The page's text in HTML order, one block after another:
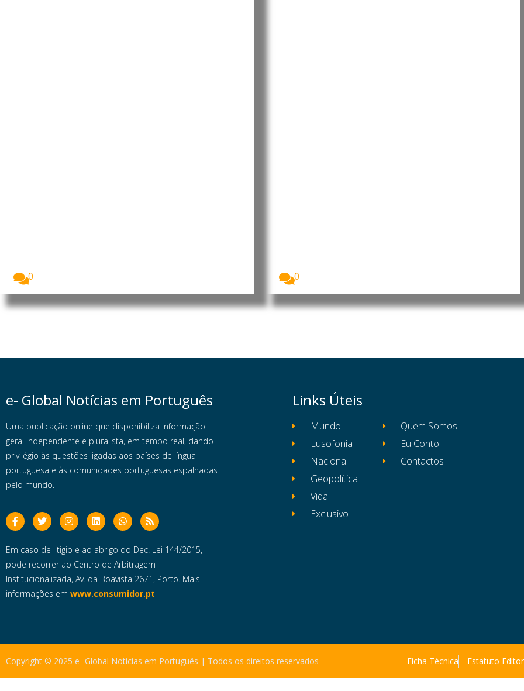
0
0
e- Global Notícias em Português
Uma publicação online que disponibiliza informação
geral independente e pluralista, em tempo real, dando
privilégio às questões ligadas aos países de língua
portuguesa e às comunidades portuguesas espalhadas
pelo mundo.
Em caso de litigio e ao abrigo do Dec. Lei 144/2015,
pode recorrer ao Centro de Arbitragem
Institucionalizada, Av. da Boavista 2671, Porto. Mais
informações em www.consumidor.pt
Links Úteis
Mundo
Lusofonia
Nacional
Geopolítica
Vida
Exclusivo
Quem Somos
Eu Conto!
Contactos
Copyright © 2025 e- Global Notícias em Português | Todos os direitos reservados Ficha Técnica Estatuto